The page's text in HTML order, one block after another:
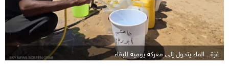
غزة.. الماء يتحول إلى معركة يومية للبقاء